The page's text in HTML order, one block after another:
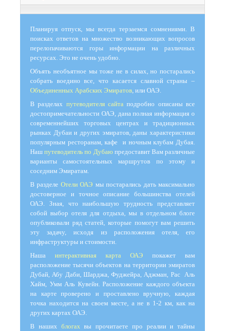
Планируя отпуск, мы всегда терзаемся сомнениями. В
поисках ответов на множество возникающих вопросов
перелопачиваются горы информации на различных
ресурсах. Это не очень удобно.
Объять необъятное мы тоже не в силах, но постарались
собрать воедино все, что касается славной страны –
Объединенных Арабских Эмиратов , или ОАЭ.
В разделах путеводителя сайта подробно описаны все
достопримечательности ОАЭ, дана полная информация о
современнейших торговых центрах и традиционных
рынках Дубаи и других эмиратов, даны характеристики
популярным ресторанам, кафе и ночным клубам Дубая.
Нашпутеводитель по Дубаю предоставит Вам различные
варианты самостоятельных маршрутов по этому и
соседним Эмиратам.
В разделе Отели ОАЭ мы постарались дать максимально
достоверное и точное описание большинства отелей
ОАЭ. Зная, что наибольшую трудность представляет
собой выбор отеля для отдыха, мы в отдельном блоге
опубликовали ряд статей, которые помогут вам решить
эту задачу, исходя из расположения отеля, его
инфраструктуры и стоимости.
Наша интерактивная карта ОАЭ покажет вам
расположение тысячи объектов на территории эмиратов
Дубай, Абу Даби, Шарджа, Фуджейра, Аджман, Рас Аль
Хайм, Умм Аль Кувейн. Расположение каждого объекта
на карте проверено и проставлено вручную, каждая
точка находится на своем месте, а не в 1-2 км, как на
других картах ОАЭ.
В наших блогах вы прочитаете про реалии и тайны